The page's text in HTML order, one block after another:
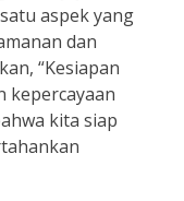
aspek yang
dan
“Kesiapan
kepercayaan
kita siap